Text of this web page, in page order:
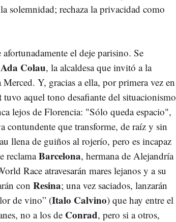
solemnidad; rechaza la privacidad como
el deje parisino. Se
Ada Colau, la alcaldesa que invitó a la
Y, gracias a ella, por primera vez en
tuvo aquel tono desafiante del situacionismo
lejos de Florencia: "Sólo queda espacio",
contundente que transforme, de raíz y sin
llena de guiños al rojerío, pero es incapaz
reclamaBarcelona, hermana de Alejandría
Race atravesarán mares lejanos y a su
con Resina; una vez saciados, lanzarán
de vino” (Italo Calvino) que hay entre el
no a los de Conrad, pero si a otros,